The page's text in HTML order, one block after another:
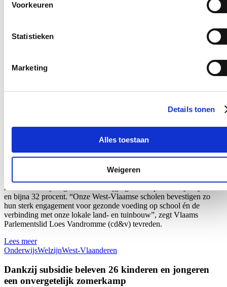
Voorkeuren
Statistieken
Marketing
Details tonen
Alles toestaan
Weigeren
Ja, ik wens de nieuwsbrief van Loes Vandromme te ontvangen op
Klikhierom de privacyvoorwaarden te raadplegen
Maar liefst 340 West-Vlaamse scholen namen tijdens het voorbije
schooljaar deel aan ‘Oog voor Lekkers’, het Vlaams-Europese
subsidieprogramma dat gezonde voedingsgewoonten bij kinderen
meer dan drie jaar geleden: een stijging van respectievelijk bijna 9
en bijna 32 procent. “Onze West-Vlaamse scholen bevestigen zo
hun sterk engagement voor gezonde voeding op school én de
verbinding met onze lokale land- en tuinbouw”, zegt Vlaams
Parlementslid Loes Vandromme (cd&v) tevreden.
Lees meer
OnderwijsWelzijnWest-Vlaanderen
Dankzij subsidie beleven 26 kinderen en jongeren
een onvergetelijk zomerkamp